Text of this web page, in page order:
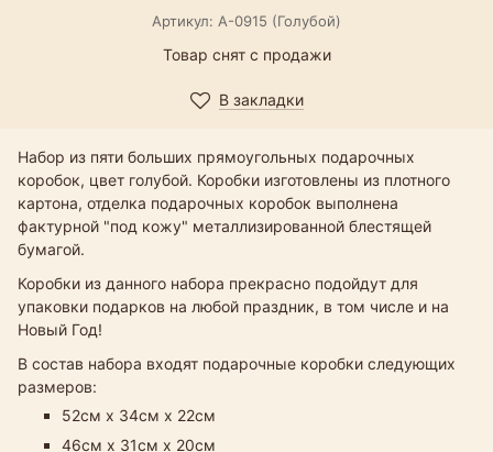
Артикул: А-0915 (Голубой)
Товар снят с продажи
В закладки
Набор из пяти больших прямоугольных подарочных
коробок, цвет голубой. Коробки изготовлены из плотного
картона, отделка подарочных коробок выполнена
фактурной "под кожу" металлизированной блестящей
бумагой.
Коробки из данного набора прекрасно подойдут для
упаковки подарков на любой праздник, в том числе и на
Новый Год!
В состав набора входят подарочные коробки следующих
размеров:
52см х 34см х 22см
46см х 31см х 20см